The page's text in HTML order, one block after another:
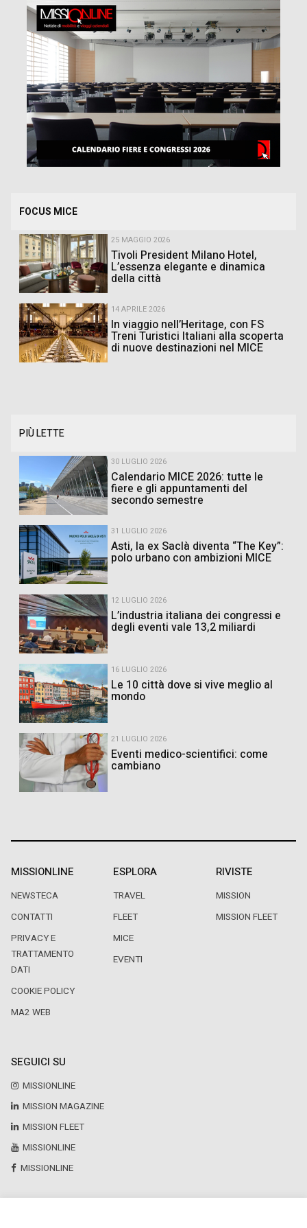
FOCUS MICE
25 MAGGIO 2026
Tivoli President Milano Hotel,
L’essenza elegante e dinamica
della città
14 APRILE 2026
In viaggio nell’Heritage, con FS
Treni Turistici Italiani alla scoperta
di nuove destinazioni nel MICE
PIÙ LETTE
30 LUGLIO 2026
Calendario MICE 2026: tutte le
fiere e gli appuntamenti del
secondo semestre
31 LUGLIO 2026
Asti, la ex Saclà diventa “The Key”:
polo urbano con ambizioni MICE
12 LUGLIO 2026
L’industria italiana dei congressi e
degli eventi vale 13,2 miliardi
16 LUGLIO 2026
Le 10 città dove si vive meglio al
mondo
21 LUGLIO 2026
Eventi medico-scientifici: come
cambiano
MISSIONLINE
NEWSTECA
CONTATTI
PRIVACY E
TRATTAMENTO
DATI
COOKIE POLICY
MA2 WEB
ESPLORA
TRAVEL
FLEET
MICE
EVENTI
RIVISTE
MISSION
MISSION FLEET
SEGUICI SU
MISSIONLINE
MISSION MAGAZINE
MISSION FLEET
MISSIONLINE
MISSIONLINE